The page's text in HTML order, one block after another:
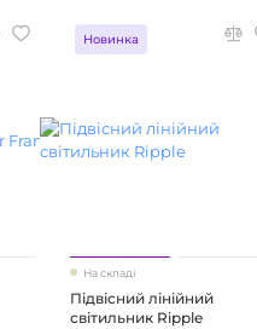
Новинка
На складі
Підвісний лінійний
світильник Ripple